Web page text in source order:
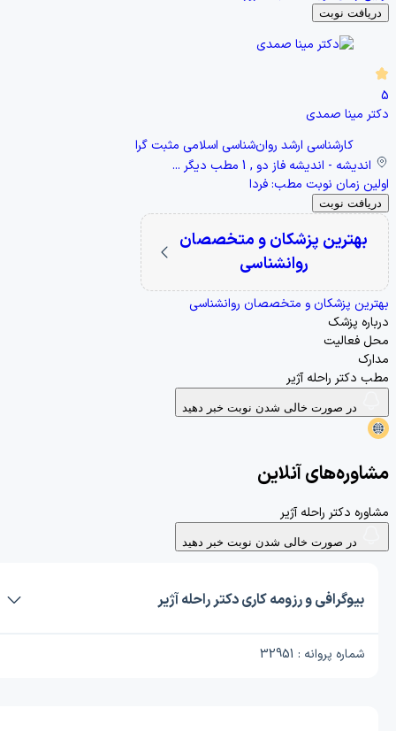
دریافت نوبت
5
دکتر مینا صمدی
کارشناسی ارشد روان‌شناسی اسلامی مثبت گرا
اندیشه - اندیشه فاز دو , 1 مطب دیگر ...
اولین زمان نوبت مطب:فردا
دریافت نوبت
بهترین پزشکان و متخصصان
روانشناسی
بهترین پزشکان و متخصصان روانشناسی
درباره پزشک
محل فعالیت
مدارک
مطب دکتر راحله آژیر
مشاوره‌های آنلاین
مشاوره دکتر راحله آژیر
بیوگرافی و رزومه کاری دکتر راحله آژیر
شماره پروانه : 32951